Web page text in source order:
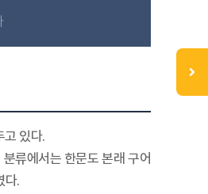
고 있다.
류에서는 한문도 본래 구어
다.